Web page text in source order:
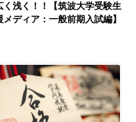
く浅く！！【筑波大学受験生
メディア：一般前期入試編】